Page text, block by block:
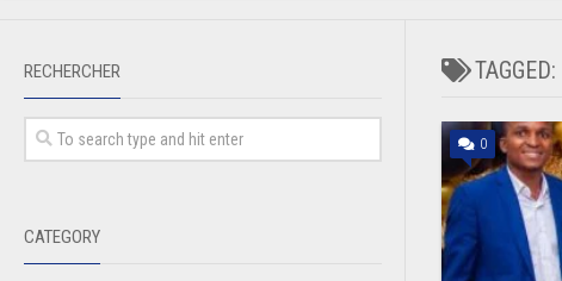
TAGGED:
0
RECHERCHER
CATEGORY